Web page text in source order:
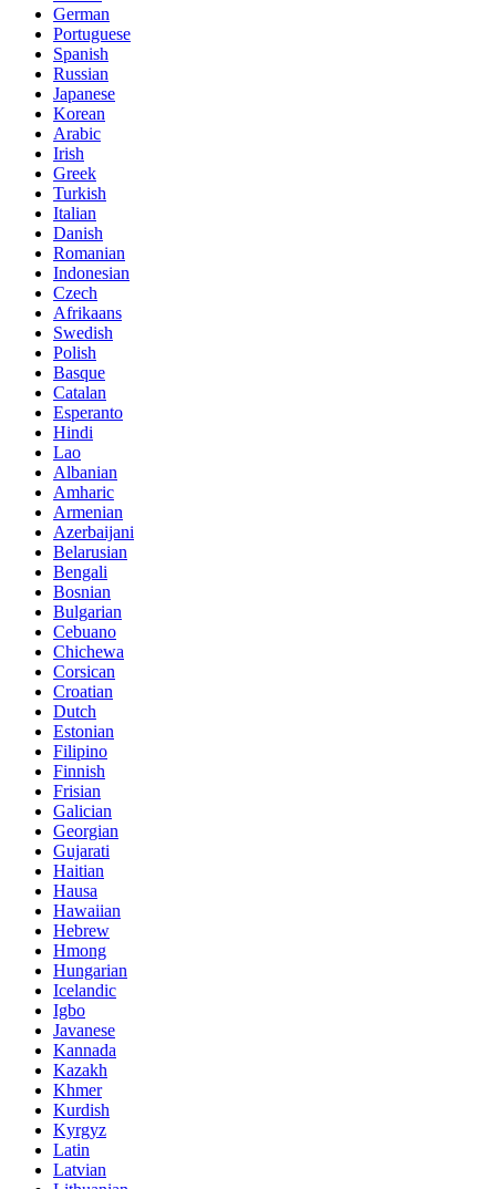
German
Portuguese
Spanish
Russian
Japanese
Korean
Arabic
Irish
Greek
Turkish
Italian
Danish
Romanian
Indonesian
Czech
Afrikaans
Swedish
Polish
Basque
Catalan
Esperanto
Hindi
Lao
Albanian
Amharic
Armenian
Azerbaijani
Belarusian
Bengali
Bosnian
Bulgarian
Cebuano
Chichewa
Corsican
Croatian
Dutch
Estonian
Filipino
Finnish
Frisian
Galician
Georgian
Gujarati
Haitian
Hausa
Hawaiian
Hebrew
Hmong
Hungarian
Icelandic
Igbo
Javanese
Kannada
Kazakh
Khmer
Kurdish
Kyrgyz
Latin
Latvian